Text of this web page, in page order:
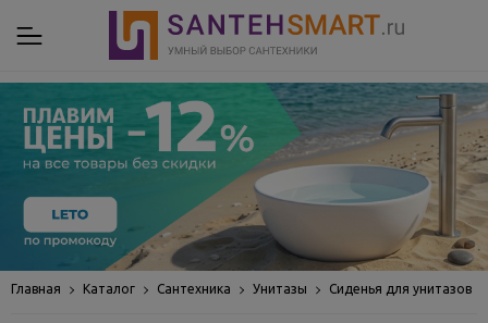
Главная Каталог Сантехника Унитазы Сиденья для унитазов